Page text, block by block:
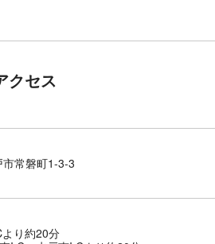
クセス
常磐町1-3-3
より約20分